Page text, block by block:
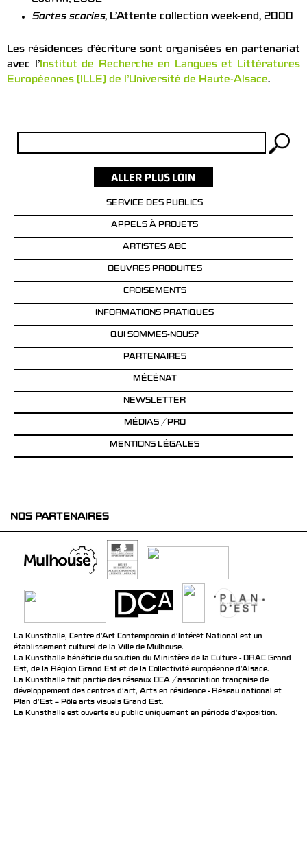
Sortes scories, L’Attente collection week-end, 2000
Les résidences d’écriture sont organisées en partenariat
avec l’Institut de Recherche en Langues et Littératures
Européennes (ILLE) de l’Université de Haute-Alsace.
SERVICE DES PUBLICS
APPELS À PROJETS
ARTISTES ABC
OEUVRES PRODUITES
CROISEMENTS
INFORMATIONS PRATIQUES
QUI SOMMES-NOUS?
PARTENAIRES
MÉCÉNAT
NEWSLETTER
MÉDIAS / PRO
MENTIONS LÉGALES
NOS PARTENAIRES
La Kunsthalle, Centre d’Art Contemporain d’Intérêt National est un
établissement culturel de la Ville de Mulhouse.
La Kunsthalle bénéficie du soutien du Ministère de la Culture - DRAC Grand
Est, de la Région Grand Est et de la Collectivité européenne d’Alsace.
La Kunsthalle fait partie des réseaux DCA / association française de
développement des centres d'art, Arts en résidence - Réseau national et
Plan d’Est – Pôle arts visuels Grand Est.
La Kunsthalle est ouverte au public uniquement en période d'exposition.